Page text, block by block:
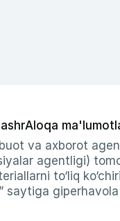
Aloqa
va axborot
agentligi)
to‘liq